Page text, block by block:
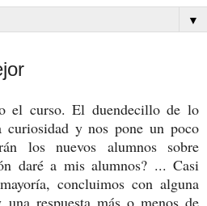
▼
el curso. El duendecillo de lo
curiosidad y nos pone un poco
los nuevos alumnos sobre
daré a mis alumnos? ... Casi
concluimos con alguna
respuesta más o menos de